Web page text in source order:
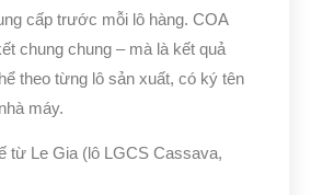
cấp trước mỗi lô hàng. COA
chung chung – mà là kết quả
theo từng lô sản xuất, có ký tên
máy.
từ Le Gia (lô LGCS Cassava,